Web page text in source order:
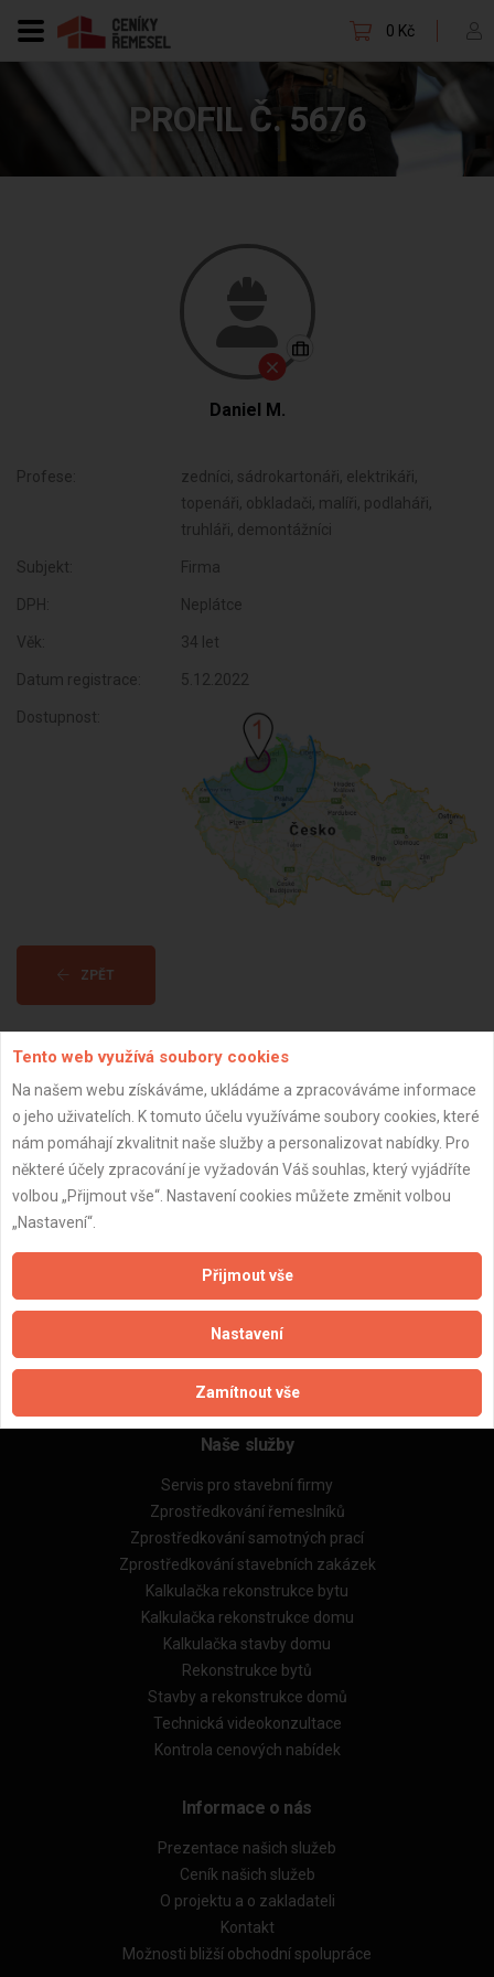
0 Kč
PROFIL Č. 5676
Daniel M.
Profese:
zedníci, sádrokartonáři, elektrikáři,
topenáři, obkladači, malíři, podlaháři,
truhláři, demontážníci
Subjekt: Firma
DPH: Neplátce
Věk: 34 let
Datum registrace: 5.12.2022
Dostupnost:
ZPĚT
Aktualizováno z portálu ARES dne 03.01.2024 15:00:12
Důležité informace
Zpracování a ochrana osobních údajů
Zásady pro používání souborů cookie
Obchodní podmínky (zprostředkování)
Obchodní podmínky (rozpočtování)
Reference
Naše excelové tabulky online
Naše služby
Servis pro stavební firmy
Zprostředkování řemeslníků
Zprostředkování samotných prací
Zprostředkování stavebních zakázek
Kalkulačka rekonstrukce bytu
Kalkulačka rekonstrukce domu
Kalkulačka stavby domu
Rekonstrukce bytů
Stavby a rekonstrukce domů
Technická videokonzultace
Kontrola cenových nabídek
Informace o nás
Prezentace našich služeb
Ceník našich služeb
O projektu a o zakladateli
Kontakt
Možnosti bližší obchodní spolupráce
Tento web využívá soubory cookies
Na našem webu získáváme, ukládáme a zpracováváme informace
o jeho uživatelích. K tomuto účelu využíváme soubory cookies, které
nám pomáhají zkvalitnit naše služby a personalizovat nabídky. Pro
některé účely zpracování je vyžadován Váš souhlas, který vyjádříte
volbou „Přijmout vše“. Nastavení cookies můžete změnit volbou
„Nastavení“.
Přijmout vše
Nastavení
Zamítnout vše